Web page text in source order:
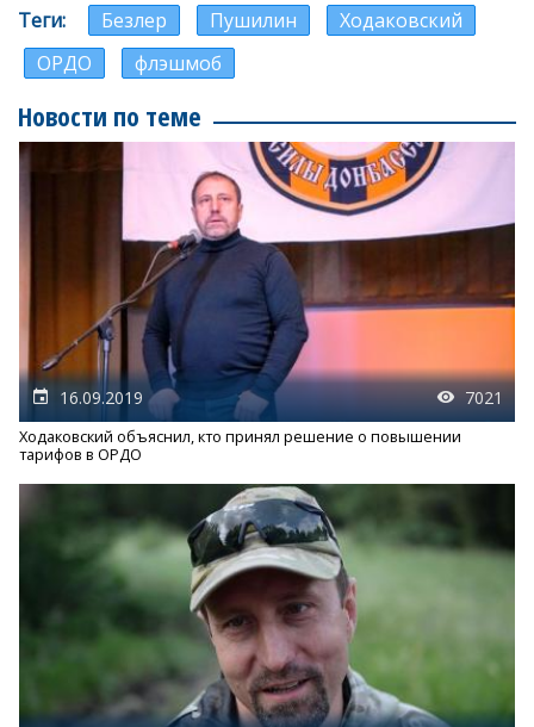
Теги Безлер Пушилин
Ходаковский
ОРДО
флэшмоб
Новости по теме
16.09.2019 7021
Ходаковский объяснил, кто принял решение о повышении
тарифов в ОРДО